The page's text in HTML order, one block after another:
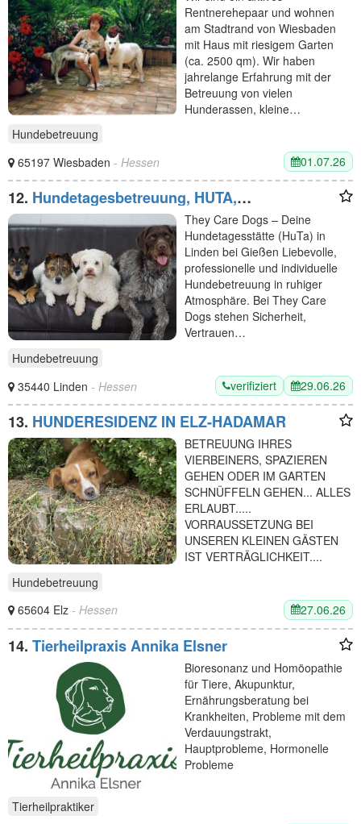
Rentnerehepaar und wohnen
am Stadtrand von Wiesbaden
mit Haus mit riesigem Garten
(ca. 2500 qm). Wir haben
jahrelange Erfahrung mit der
Betreuung von vielen
Hunderassen, kleine…
Hundebetreuung
65197 Wiesbaden - Hessen 01.07.26
12. Hundetagesbetreuung, HUTA,
Hundetagesstätte They Care Dogs in Linden bei
Gießen
They Care Dogs – Deine
Hundetagesstätte (HuTa) in
Linden bei Gießen Liebevolle,
professionelle und individuelle
Hundebetreuung in ruhiger
Atmosphäre. Bei They Care
Dogs stehen Sicherheit,
Vertrauen…
Hundebetreuung
35440 Linden - Hessen verifiziert 29.06.26
13. HUNDERESIDENZ IN ELZ-HADAMAR
BETREUUNG IHRES
VIERBEINERS, SPAZIEREN
GEHEN ODER IM GARTEN
SCHNÜFFELN GEHEN... ALLES
ERLAUBT.....
VORRAUSSETZUNG BEI
UNSEREN KLEINEN GÄSTEN
IST VERTRÄGLICHKEIT....
Hundebetreuung
65604 Elz - Hessen 27.06.26
14. Tierheilpraxis Annika Elsner
Bioresonanz und Homöopathie
für Tiere, Akupunktur,
Ernährungsberatung bei
Krankheiten, Probleme mit dem
Verdauungstrakt,
Hauptprobleme, Hormonelle
Probleme
Tierheilpraktiker